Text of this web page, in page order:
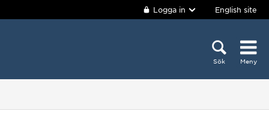
Logga in English site
Sök Meny